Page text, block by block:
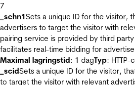
7
_schn1Sets a unique ID for the visitor,
advertisers to target the visitor with
pairing service is provided by third
facilitates real-time bidding for
Maximal lagringstid: 1 dagTyp: HTTP-
_scidSets a unique ID for the visitor,
to target the visitor with relevant